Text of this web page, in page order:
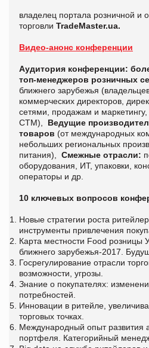
владелец портала розничной и
торговли TradeMaster.ua.
Видео-анонс конференции
Аудитория конференции: б
топ-менеджеров розничных
ближнего зарубежья
коммерческих директоров,
сетями, продажам и маркетингу,
СТМ), Ведущие
товаров (от международных
небольших региональных
питания), Смежные отрасли:
оборудования, ИТ, упаковки,
операторы и др.
10 ключевых вопросов
Новые стратегии роста
инструменты привлечения
Карта местности Food розницы
ближнего зарубежья-2017.
Госрегулирование отрасли
возможности, угрозы.
Знание о покупателях:
потребностей.
Инновации в ритейле,
торговых точках.
Международный опыт развития
портфеля. Категорийный